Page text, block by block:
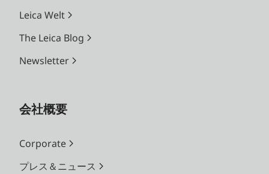
Leica Welt
The Leica Blog
Newsletter
会社概要
Corporate
プレス＆ニュース